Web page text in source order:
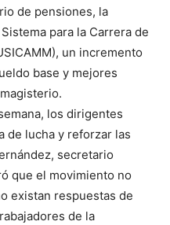
de pensiones, la
para la Carrera de
un incremento
base y mejores
los dirigentes
de lucha y reforzar las
secretario
que el movimiento no
existan respuestas de
de la